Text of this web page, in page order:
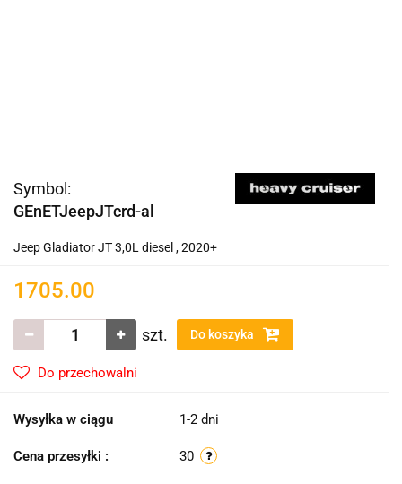
Symbol:
GEnETJeepJTcrd-al
Jeep Gladiator JT 3,0L diesel , 2020+
1705.00
szt. Do koszyka
Do przechowalni
Wysyłka w ciągu 1-2 dni
Cena przesyłki : 30